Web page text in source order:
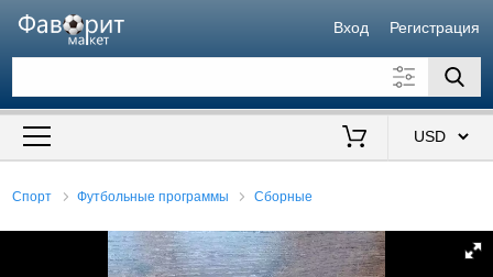
Вход Регистрация
Искать также в описании
Спорт Футбольные программы Сборные